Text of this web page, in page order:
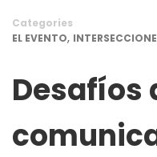
Categories
EL EVENTO,
Desafíos